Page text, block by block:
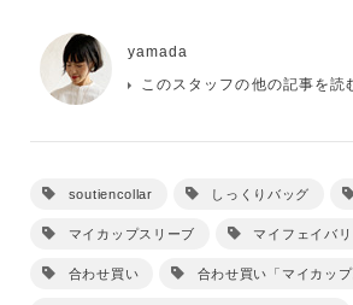
yamada
このスタッフの他の記事を読
soutiencollar しっくりバッグ
マイカップスリーブ マイフェイバ
合わせ買い 合わせ買い「マイカップ